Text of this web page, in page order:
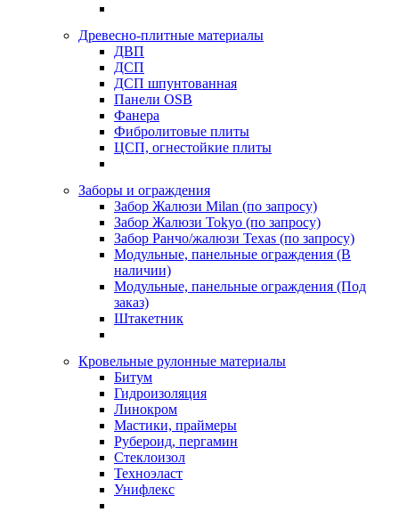
Древесно-плитные материалы
ДВП
ДСП
ДСП шпунтованная
Панели OSB
Фанера
Фибролитовые плиты
ЦСП, огнестойкие плиты
Заборы и ограждения
Забор Жалюзи Milan (по запросу)
Забор Жалюзи Tokyo (по запросу)
Забор Ранчо/жалюзи Texas (по запросу)
Модульные, панельные ограждения (В
наличии)
Модульные, панельные ограждения (Под
заказ)
Штакетник
Кровельные рулонные материалы
Битум
Гидроизоляция
Линокром
Мастики, праймеры
Рубероид, пергамин
Стеклоизол
Техноэласт
Унифлекс